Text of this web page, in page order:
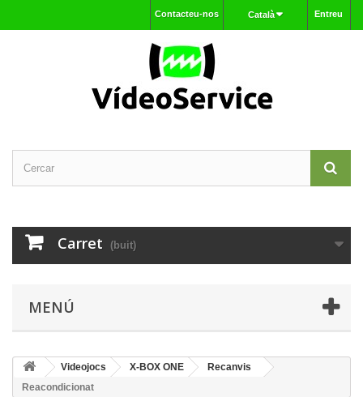
Entreu
Català
Contacteu-nos
Carret (buit)
MENÚ
Videojocs X-BOX ONE
Recanvis
Reacondicionat